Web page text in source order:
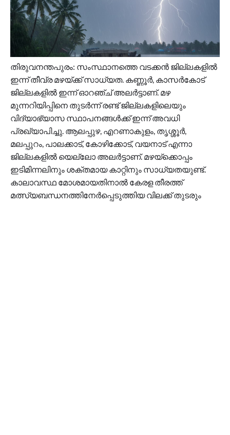
തിരുവനന്തപുരം: സംസ്ഥാനത്തെ വടക്കൻ ജില്ലകളിൽ
ഇന്ന് തീവ്ര മഴയ്ക്ക് സാധ്യത. കണ്ണൂർ, കാസർകോട്
ജില്ലകളിൽ ഇന്ന് ഓറഞ്ച് അലർട്ടാണ്. മഴ
മുന്നറിയിപ്പിനെ തുടർന്ന് രണ്ട് ജില്ലകളിലെയും
വിദ്യാഭ്യാസ സ്ഥാപനങ്ങൾക്ക് ഇന്ന് അവധി
പ്രഖ്യാപിച്ചു. ആലപ്പുഴ, എറണാകുളം, തൃശ്ശൂർ,
മലപ്പുറം, പാലക്കാട്, കോഴിക്കോട്, വയനാട് എന്നാ
ജില്ലകളിൽ യെല്ലോ അലർട്ടാണ്. മഴയ്ക്കൊപ്പം
ഇടിമിന്നലിനും ശക്തമായ കാറ്റിനും സാധ്യതയുണ്ട്.
കാലാവസ്ഥ മോശമായതിനാൽ കേരള തീരത്ത്
മത്സ്യബന്ധനത്തിനേർപ്പെടുത്തിയ വിലക്ക് തുടരും